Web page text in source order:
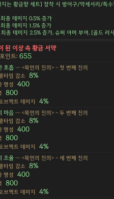
지는 황금향 세트] 장착 시 방어구/악세서리/특
종 데미지 0.5% 증가
종 데미지 1.5% 증가
종 데미지 2.5% 증가, 슈퍼 아머 부여, [골드 러
된 이상 속 황금 서약
인트: 655
호흡 — <묵언의 진의> - 첫 번째 진의
타임 감소 8%
명성 400
800
브젝트 데미지 4%
마음 — <묵언의 진의> - 두 번째 진의
타임 감소 8%
명성 400
800
브젝트 데미지 4%
조율 — <묵언의 진의> - 세 번째 진의
타임 감소 8%
명성 400
800
브젝트 데미지 4%